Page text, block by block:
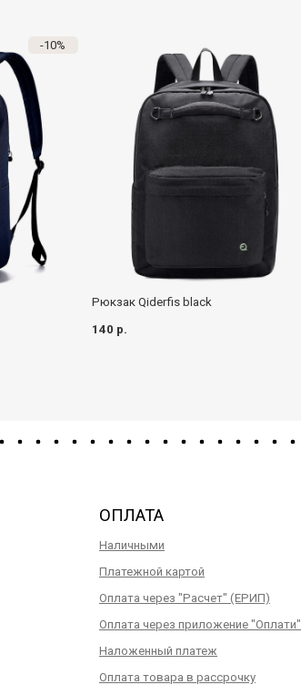
-10%
Рюкзак Qiderfis black
140 р.
ОПЛАТА
Наличными
Платежной картой
Оплата через "Расчет" (ЕРИП)
Оплата через приложение "Оплати"
Наложенный платеж
Оплата товара в рассрочку